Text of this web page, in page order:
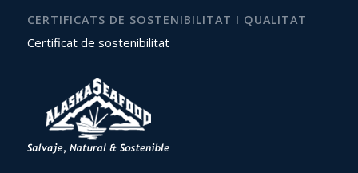
CERTIFICATS DE SOSTENIBILITAT I QUALITAT
Certificat de sostenibilitat